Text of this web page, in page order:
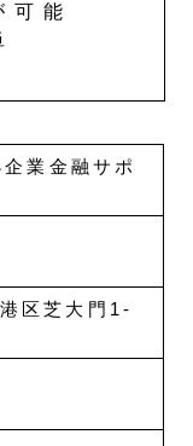
可能
業金融サポ
区芝大門1-